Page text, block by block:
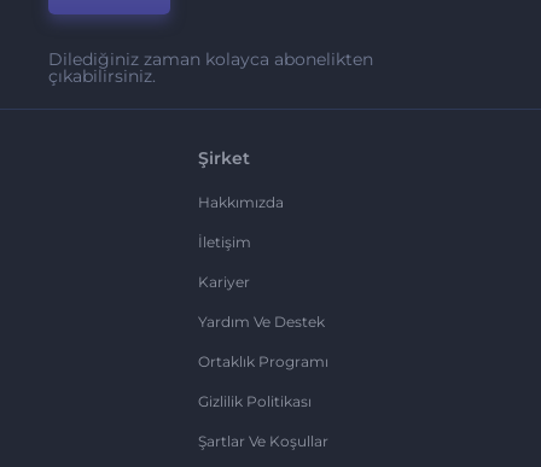
Dilediğiniz zaman kolayca abonelikten
çıkabilirsiniz.
Şirket
Hakkımızda
İletişim
Kariyer
Yardım Ve Destek
Ortaklık Programı
Gizlilik Politikası
Şartlar Ve Koşullar